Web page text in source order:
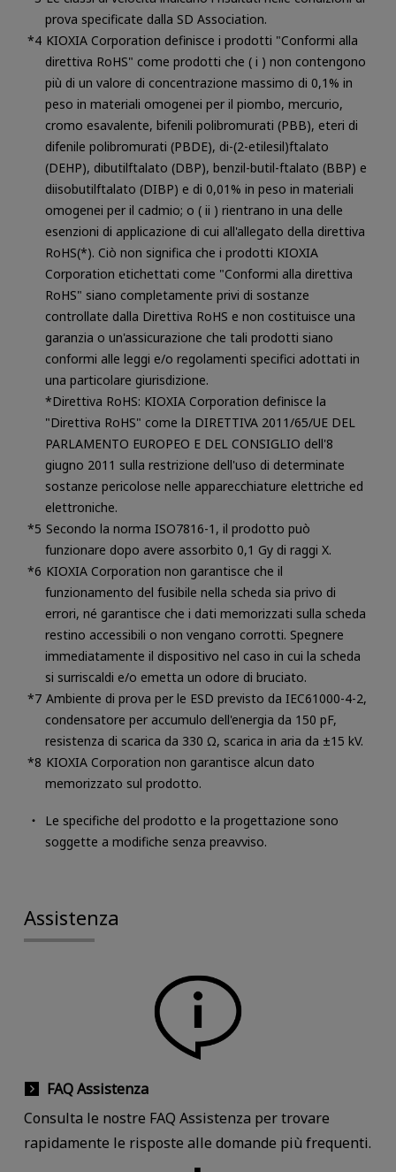
prova specificate dalla SD Association.
KIOXIA Corporation definisce i prodotti "Conformi alla
direttiva RoHS" come prodotti che ( i ) non contengono
più di un valore di concentrazione massimo di 0,1% in
peso in materiali omogenei per il piombo, mercurio,
cromo esavalente, bifenili polibromurati (PBB), eteri di
difenile polibromurati (PBDE), di-(2-etilesil)ftalato
(DEHP), dibutilftalato (DBP), benzil-butil-ftalato (BBP) e
diisobutilftalato (DIBP) e di 0,01% in peso in materiali
omogenei per il cadmio; o ( ii ) rientrano in una delle
esenzioni di applicazione di cui all'allegato della direttiva
RoHS(*). Ciò non significa che i prodotti KIOXIA
Corporation etichettati come "Conformi alla direttiva
RoHS" siano completamente privi di sostanze
controllate dalla Direttiva RoHS e non costituisce una
garanzia o un'assicurazione che tali prodotti siano
conformi alle leggi e/o regolamenti specifici adottati in
una particolare giurisdizione.
*Direttiva RoHS: KIOXIA Corporation definisce la
"Direttiva RoHS" come la DIRETTIVA 2011/65/UE DEL
PARLAMENTO EUROPEO E DEL CONSIGLIO dell'8
giugno 2011 sulla restrizione dell'uso di determinate
sostanze pericolose nelle apparecchiature elettriche ed
elettroniche.
Secondo la norma ISO7816-1, il prodotto può
funzionare dopo avere assorbito 0,1 Gy di raggi X.
KIOXIA Corporation non garantisce che il
funzionamento del fusibile nella scheda sia privo di
errori, né garantisce che i dati memorizzati sulla scheda
restino accessibili o non vengano corrotti. Spegnere
immediatamente il dispositivo nel caso in cui la scheda
si surriscaldi e/o emetta un odore di bruciato.
Ambiente di prova per le ESD previsto da IEC61000-4-2,
condensatore per accumulo dell'energia da 150 pF,
resistenza di scarica da 330 Ω, scarica in aria da ±15 kV.
KIOXIA Corporation non garantisce alcun dato
memorizzato sul prodotto.
Le specifiche del prodotto e la progettazione sono
soggette a modifiche senza preavviso.
Assistenza
FAQ Assistenza
Consulta le nostre FAQ Assistenza per trovare
rapidamente le risposte alle domande più frequenti.